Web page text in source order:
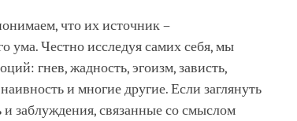
что их источник –
ума. Честно исследуя самих себя, мы
гнев, жадность, эгоизм, зависть,
и многие другие. Если заглянуть
заблуждения, связанные со смыслом